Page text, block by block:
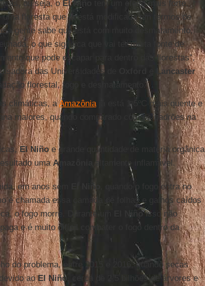
ou seja, oEl Niño
tem um efeito mais forte,
floresta que já está modificada em termos de
a gente sabe que está com muito desmatamento,
o que significa que vai ter muita fonte de
que pode escapar para dentro das florestas”,
das Universidades de
Lancaster
florestal, fogo e desmatamento.
climáticas, aAmazôniajá está 1,5ºC mais quente e
maiores, quando comparado com os padrões na
El Niñoe grande quantidade de matéria orgânica
umaAmazônia altamente inflamável.
em anos sem
, quando o fogo entra no
é chamada essa camada de folhas e galhos caídos
o fogo morre. Durante um
El Niñoisso não
e é muito difícil combater o fogo dentro da
do problema, entre 2015 e 2016, quando secas
aoEl Niño, cerca de 2,5 bilhões de árvores e